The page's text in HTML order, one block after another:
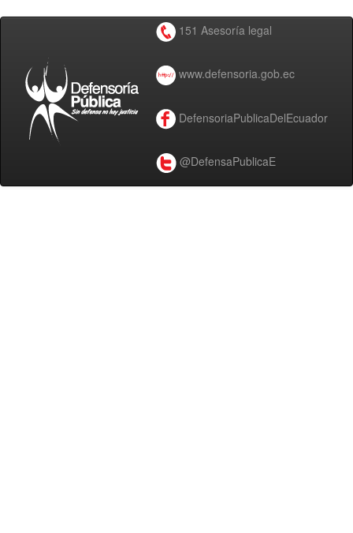
151 Asesoría legal
www.defensoria.gob.ec
DefensoriaPublicaDelEcuador
@DefensaPublicaE